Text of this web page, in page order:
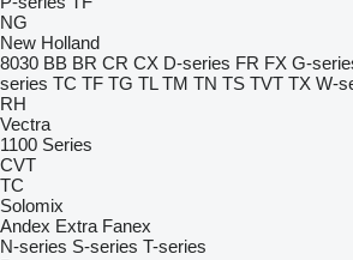
NG
New Holland
8030 BB BR CR CX D-series FR FX G-
series TC TF TG TL TM TN TS TVT TX W-
RH
Vectra
1100 Series
CVT
TC
Solomix
Andex Extra Fanex
N-series S-series T-series